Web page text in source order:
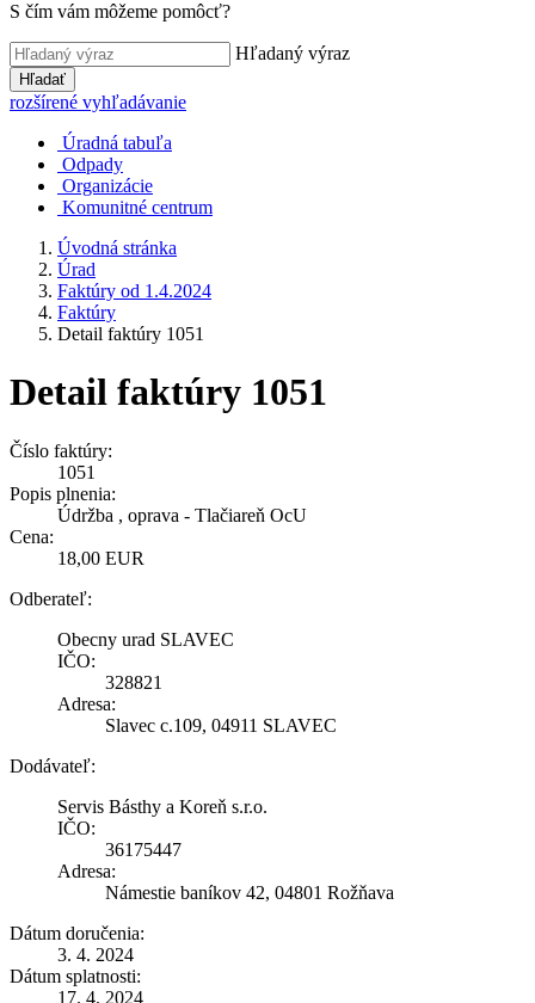
S čím vám môžeme pomôcť?
Hľadaný výraz
Hľadať
rozšírené vyhľadávanie
Úradná tabuľa
Odpady
Organizácie
Komunitné centrum
Úvodná stránka
Úrad
Faktúry od 1.4.2024
Faktúry
Detail faktúry 1051
Detail faktúry 1051
Číslo faktúry:
1051
Popis plnenia:
Údržba , oprava - Tlačiareň OcU
Cena:
18,00 EUR
Odberateľ:
Obecny urad SLAVEC
IČO:
328821
Adresa:
Slavec c.109, 04911 SLAVEC
Dodávateľ:
Servis Básthy a Koreň s.r.o.
IČO:
36175447
Adresa:
Námestie baníkov 42, 04801 Rožňava
Dátum doručenia:
3. 4. 2024
Dátum splatnosti:
17. 4. 2024